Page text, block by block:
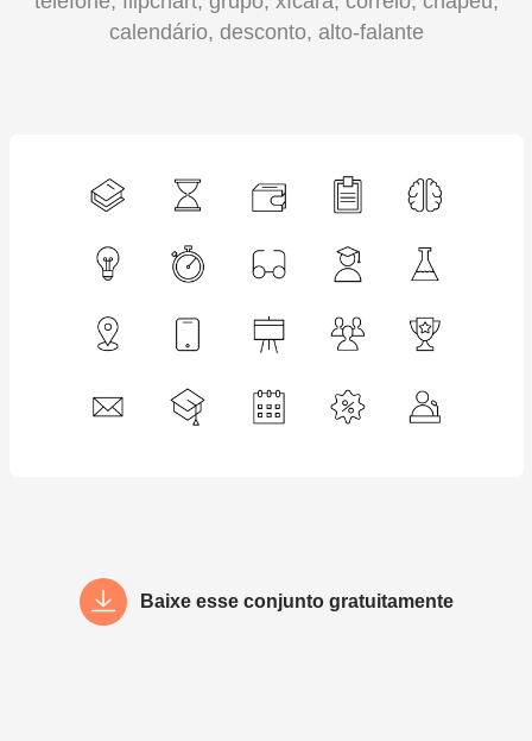
calendário, desconto, alto-falante
Baixe esse conjunto gratuitamente